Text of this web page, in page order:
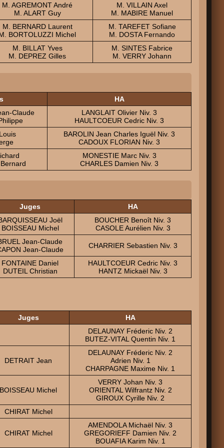
M. AGREMONT André
M. ALART Guy
M. VILLAIN Axel
M. MABIRE Manuel
M. BERNARD Laurent
BORTOLUZZI Michel
M. TAREFET Sofiane
M. DOSTA Fernando
M. BILLAT Yves
M. DEPREZ Gilles
M. SINTES Fabrice
M. VERRY Johann
HA
Claude
LANGLAIT Olivier Niv. 3
HAULTCOEUR Cedric Niv. 3
BAROLIN Jean Charles Iguël Niv. 3
CADOUX FLORIAN Niv. 3
MONESTIE Marc Niv. 3
CHARLES Damien Niv. 3
Juges
HA
Joël
BOISSEAU Michel
BOUCHER Benoît Niv. 3
CASOLE Aurélien Niv. 3
Jean-Claude
Jean-Claude
CHARRIER Sebastien Niv. 3
FONTAINE Daniel
DUTEIL Christian
HAULTCOEUR Cedric Niv. 3
HANTZ Mickaël Niv. 3
Juges
HA
DELAUNAY Fréderic Niv. 2
BUTEZ-VITAL Quentin Niv. 1
DETRAIT Jean
DELAUNAY Fréderic Niv. 2
Adrien Niv. 1
CHARPAGNE Maxime Niv. 1
BOISSEAU Michel
VERRY Johan Niv. 3
ORIENTAL Wilfrantz Niv. 2
GIROUX Cyrille Niv. 2
CHIRAT Michel
CHIRAT Michel
AMENDOLA Michaël Niv. 3
GREGORIEFF Damien Niv. 2
BOUAFIA Karim Niv. 1